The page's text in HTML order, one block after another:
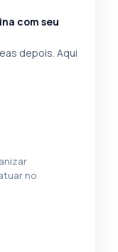
com seu
depois. Aqui
no